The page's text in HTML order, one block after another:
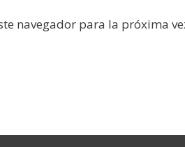
navegador para la próxima